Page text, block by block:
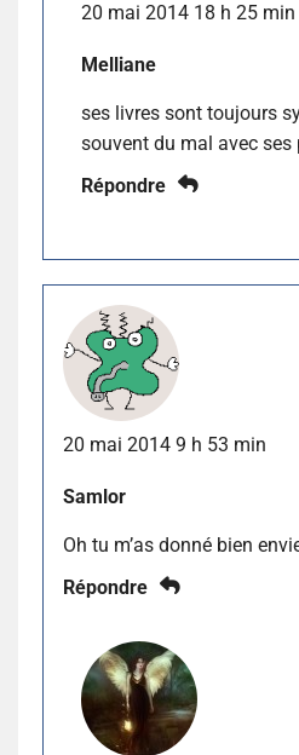
20 mai 2014 18 h 25 min
Melliane
ses livres sont toujours
souvent du mal avec ses
Répondre
20 mai 2014 9 h 53 min
Samlor
Oh tu m’as donné bien
Répondre